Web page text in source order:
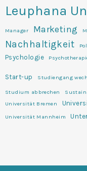
Leuphana
Manager Marketing
Nachhaltigkeit
Psychologie
Start-up Studiengang
Studium abbrechen
Universität Bremen
Universität Mannheim